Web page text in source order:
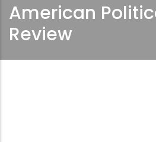
American
Review